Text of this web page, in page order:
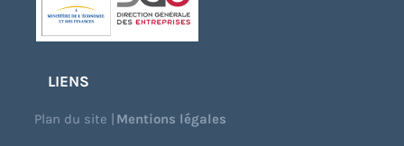
LIENS
Plan du site |Mentions légales